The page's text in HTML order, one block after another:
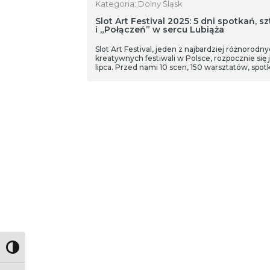
Toggle High Contrast
Kategoria: Dolny Śląsk
Slot Art Festival 2025: 5 dni spotkań,
i „Połączeń” w sercu Lubiąża
Slot Art Festival, jeden z najbardziej
kreatywnych festiwali w Polsce, rozpocznie się
lipca. Przed nami 10 scen, 150 warsztatów,